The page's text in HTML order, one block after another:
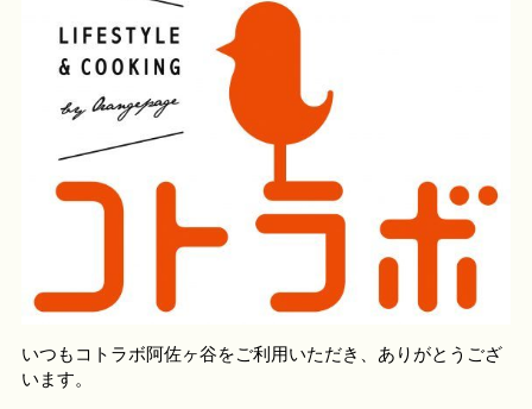
いつもコトラボ阿佐ヶ谷をご利用いただき、ありがとうござ
います。